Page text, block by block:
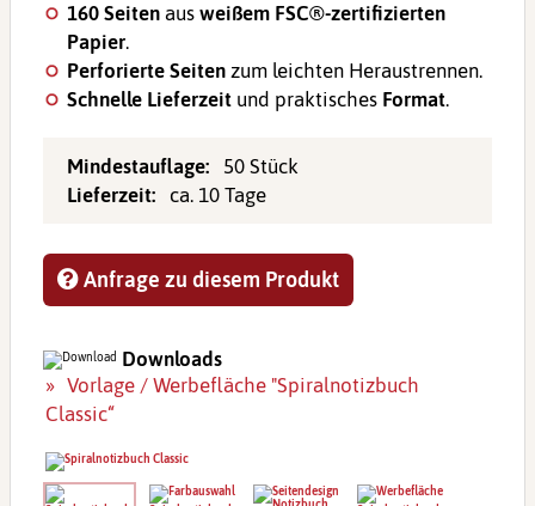
160 Seiten aus weißem FSC®-zertifizierten
Papier.
Perforierte Seiten zum leichten Heraustrennen.
Schnelle Lieferzeit und praktisches Format.
Mindestauflage:
50 Stück
Lieferzeit: ca. 10 Tage
Anfrage zu diesem Produkt
Downloads
Vorlage / Werbefläche "Spiralnotizbuch
Classic“